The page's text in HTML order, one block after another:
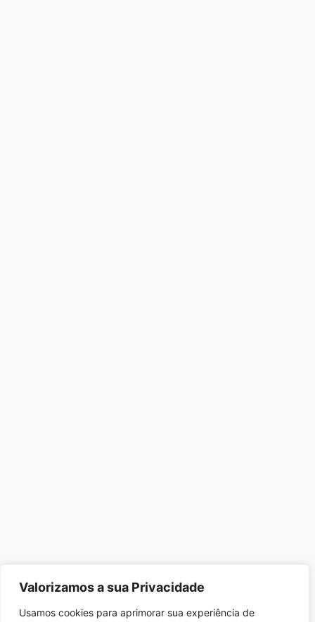
Valorizamos a sua Privacidade
Usamos cookies para aprimorar sua experiência de